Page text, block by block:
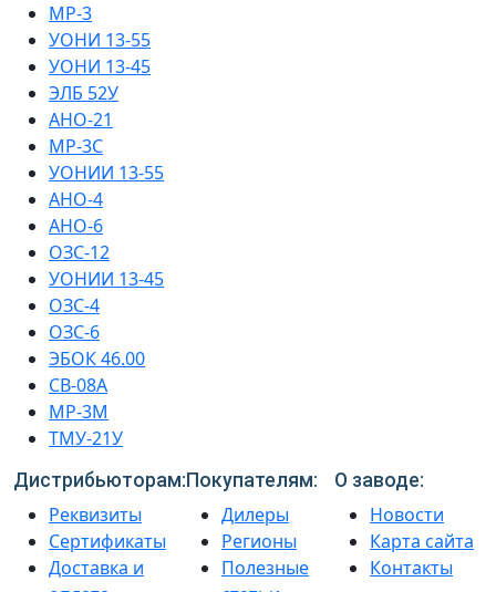
МР-3
УОНИ 13-55
УОНИ 13-45
ЭЛБ 52У
АНО-21
МР-3С
УОНИИ 13-55
АНО-4
АНО-6
ОЗС-12
УОНИИ 13-45
ОЗС-4
ОЗС-6
ЭБОК 46.00
СВ-08А
МР-3М
ТМУ-21У
Дистрибьюторам:
Реквизиты
Сертификаты
Доставка и
Покупателям:
Дилеры
Регионы
Полезные
О заводе:
Новости
Карта сайта
Контакты